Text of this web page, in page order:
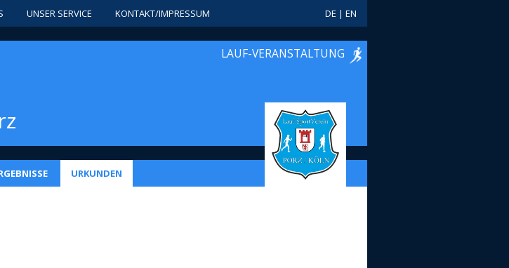
UNSER SERVICE KONTAKT/IMPRESSUM DE | EN
LAUF-VERANSTALTUNG
URKUNDEN